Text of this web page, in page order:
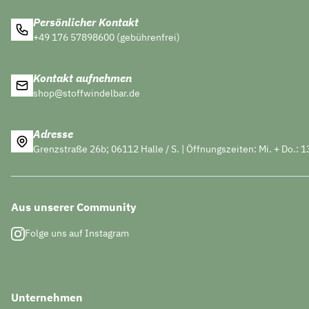
Persönlicher Kontakt
+49 176 57898600 (gebührenfrei)
Kontakt aufnehmen
shop@stoffwindelbar.de
Adresse
Grenzstraße 26b; 06112 Halle / S. | Öffnungszeiten: Mi. + Do.:
Aus unserer Community
Folge uns auf Instagram
Unternehmen